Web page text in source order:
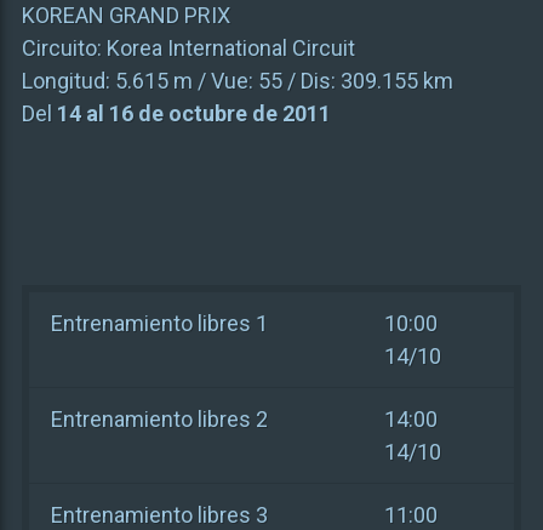
KOREAN GRAND PRIX
Circuito: Korea International Circuit
Longitud: 5.615 m / Vue: 55/ Dis: 309.155 km
Del 14 al 16 de octubre de 2011
Entrenamiento libres 1
10:00
14/10
Entrenamiento libres 2
14:00
14/10
Entrenamiento libres 3
11:00